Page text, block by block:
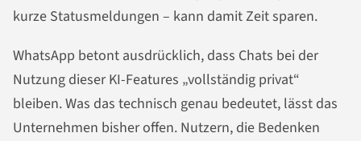
kurze Statusmeldungen – kann damit Zeit sparen.
WhatsApp betont ausdrücklich, dass Chats bei der
Nutzung dieser KI-Features „vollständig privat“
bleiben. Was das technisch genau bedeutet, lässt das
Unternehmen bisher offen. Nutzern, die Bedenken